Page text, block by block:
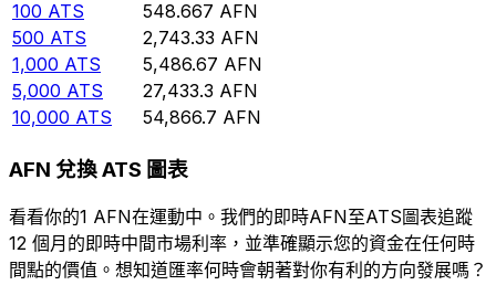
100 ATS 548.667 AFN
500 ATS 2,743.33 AFN
1,000 ATS 5,486.67 AFN
5,000 ATS 27,433.3 AFN
10,000 ATS 54,866.7 AFN
AFN 兌換 ATS 圖表
看看你的1 AFN在運動中。我們的即時AFN至ATS圖表追蹤
12 個月的即時中間市場利率，並準確顯示您的資金在任何時
間點的價值。想知道匯率何時會朝著對你有利的方向發展嗎？